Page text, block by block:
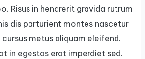
Risus in hendrerit gravida rutrum
dis parturient montes nascetur
cursus metus aliquam eleifend.
in egestas erat imperdiet sed.